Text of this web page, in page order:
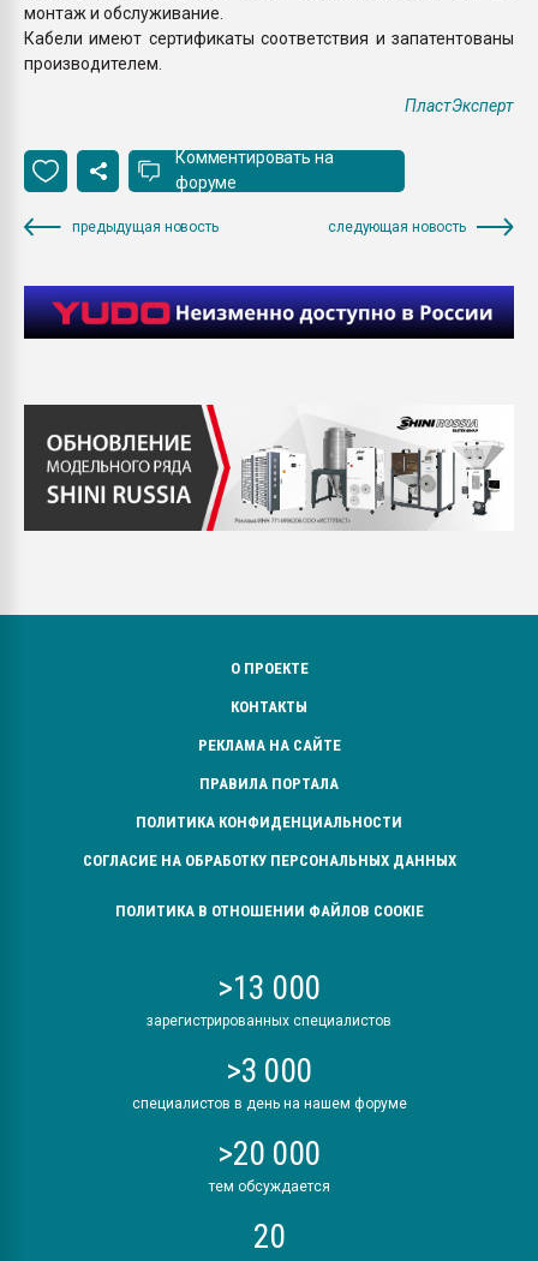
монтаж и обслуживание.
Кабели имеют сертификаты соответствия и запатентованы
производителем.
ПластЭксперт
Комментировать на
форуме
предыдущая новость следующая новость
О ПРОЕКТЕ
КОНТАКТЫ
РЕКЛАМА НА САЙТЕ
ПРАВИЛА ПОРТАЛА
ПОЛИТИКА КОНФИДЕНЦИАЛЬНОСТИ
СОГЛАСИЕ НА ОБРАБОТКУ ПЕРСОНАЛЬНЫХ ДАННЫХ
ПОЛИТИКА В ОТНОШЕНИИ ФАЙЛОВ COOKIE
>13 000
зарегистрированных специалистов
>3 000
специалистов в день на нашем форуме
>20 000
тем обсуждается
20